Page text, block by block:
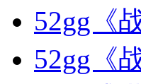
52gg《
52gg《